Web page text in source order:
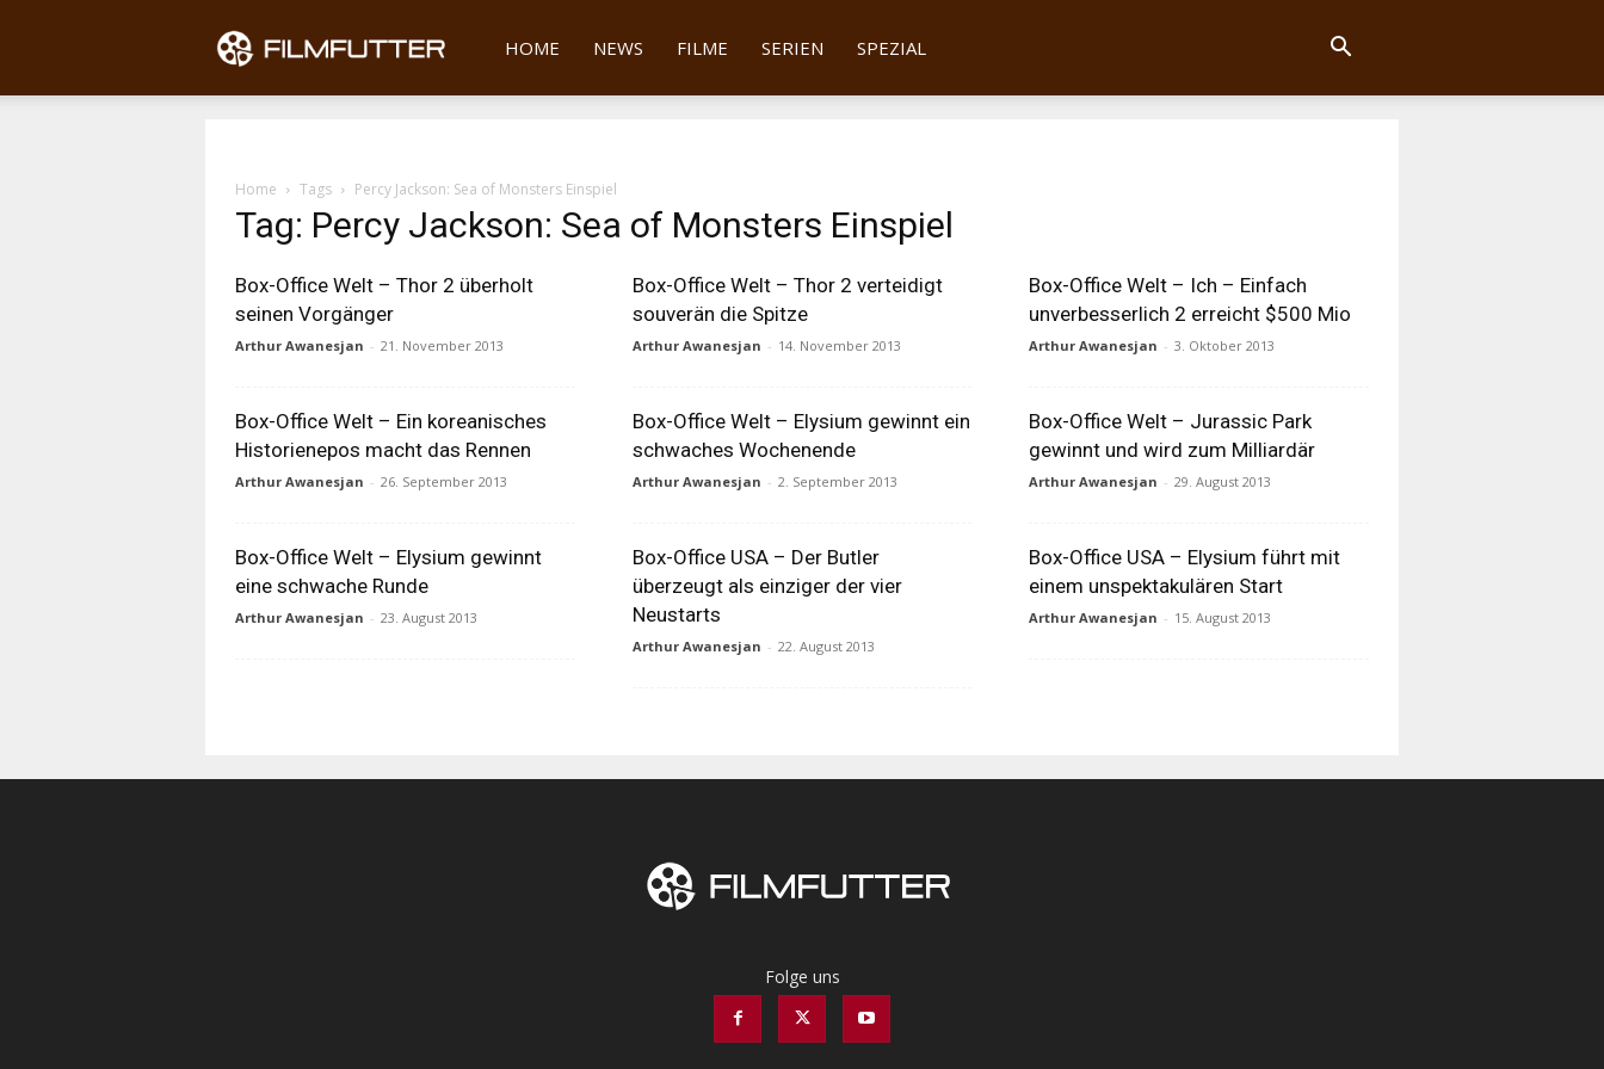
Filmfutter
HOME NEWS FILME SERIEN SPEZIAL
Home Tags Percy Jackson: Sea of Monsters Einspiel
Tag: Percy Jackson: Sea of Monsters Einspiel
Box-Office Welt – Thor 2 überholt
seinen Vorgänger
Arthur Awanesjan - 21. November 2013
Box-Office Welt – Thor 2 verteidigt
souverän die Spitze
Arthur Awanesjan - 14. November 2013
Box-Office Welt – Ich – Einfach
unverbesserlich 2 erreicht $500 Mio
Arthur Awanesjan - 3. Oktober 2013
Box-Office Welt – Ein koreanisches
Historienepos macht das Rennen
Arthur Awanesjan - 26. September 2013
Box-Office Welt – Elysium gewinnt ein
schwaches Wochenende
Arthur Awanesjan - 2. September 2013
Box-Office Welt – Jurassic Park
gewinnt und wird zum Milliardär
Arthur Awanesjan - 29. August 2013
Box-Office Welt – Elysium gewinnt
eine schwache Runde
Arthur Awanesjan - 23. August 2013
Box-Office USA – Der Butler
überzeugt als einziger der vier
Neustarts
Arthur Awanesjan - 22. August 2013
Box-Office USA – Elysium führt mit
einem unspektakulären Start
Arthur Awanesjan - 15. August 2013
Folge uns